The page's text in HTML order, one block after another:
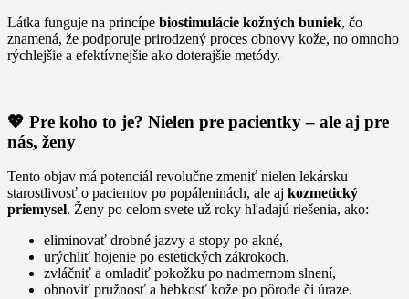
Látka funguje na princípe biostimulácie kožných buniek, čo
znamená, že podporuje prirodzený proces obnovy kože, no omnoho
rýchlejšie a efektívnejšie ako doterajšie metódy.
💖 Pre koho to je? Nielen pre pacientky – ale aj pre
nás, ženy
Tento objav má potenciál revolučne zmeniť nielen lekársku
starostlivosť o pacientov po popáleninách, ale aj kozmetický
priemysel. Ženy po celom svete už roky hľadajú riešenia, ako:
eliminovať drobné jazvy a stopy po akné,
urýchliť hojenie po estetických zákrokoch,
zvláčniť a omladiť pokožku po nadmernom slnení,
obnoviť pružnosť a hebkosť kože po pôrode či úraze.